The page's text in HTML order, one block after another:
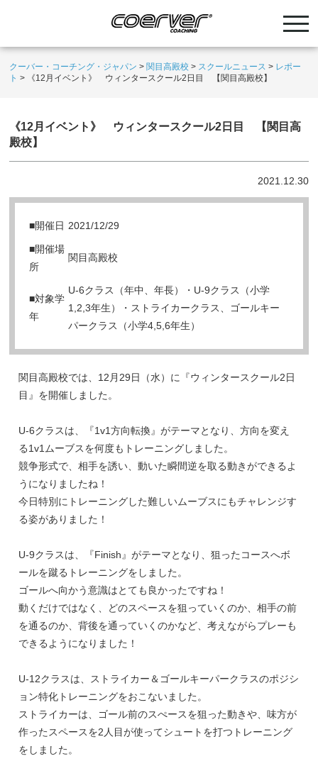
クーバー・コーチング・ジャパン > 関目高殿校 > スクールニュース > レポー
ト > 《12月イベント》 ウィンタースクール2日目 【関目高殿校】
《12月イベント》 ウィンタースクール2日目 【関目高
殿校】
2021.12.30
■開催日 2021/12/29
■開催場
所
関目高殿校
■対象学
年
U-6クラス（年中、年長）・U-9クラス（小学
1,2,3年生）・ストライカークラス、ゴールキー
パークラス（小学4,5,6年生）
関目高殿校では、12月29日（水）に『ウィンタースクール2日
目』を開催しました。
U-6クラスは、『1v1方向転換』がテーマとなり、方向を変え
る1v1ムーブスを何度もトレーニングしました。
競争形式で、相手を誘い、動いた瞬間逆を取る動きができるよ
うになりましたね！
今日特別にトレーニングした難しいムーブスにもチャレンジす
る姿がありました！
U-9クラスは、『Finish』がテーマとなり、狙ったコースへボ
ールを蹴るトレーニングをしました。
ゴールへ向かう意識はとても良かったですね！
動くだけではなく、どのスペースを狙っていくのか、相手の前
を通るのか、背後を通っていくのかなど、考えながらプレーも
できるようになりました！
U-12クラスは、ストライカー＆ゴールキーパークラスのポジシ
ョン特化トレーニングをおこないました。
ストライカーは、ゴール前のスぺースを狙った動きや、味方が
作ったスペースを2人目が使ってシュートを打つトレーニング
をしました。